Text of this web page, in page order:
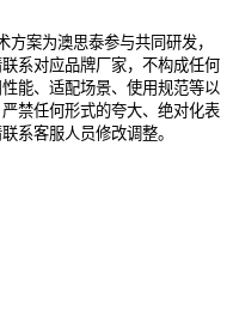
案为澳思泰参与共同研发，
系对应品牌厂家，不构成任何
能、适配场景、使用规范等以
禁任何形式的夸大、绝对化表
系客服人员修改调整。